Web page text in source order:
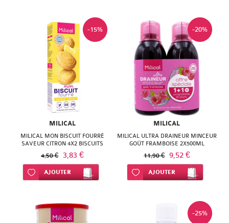
OM3
ISODIS
PHYTEA
PILEJE
SANTE
NATESSANCE
NATURACTIVE
PLANTER'S
-15%
MILICAL
MILICAL MON BISCUIT FOURRÉ
SAVEUR CITRON 4X2 BISCUITS
4,50 € 3,83 €
Ajouter à ma liste d’envie
AJOUTER
-20%
MILICAL
MILICAL ULTRA DRAINEUR MINCEUR
GOÛT FRAMBOISE 2X500ML
11,90 € 9,52 €
Ajouter à ma liste d’envie
AJOUTER
-25%